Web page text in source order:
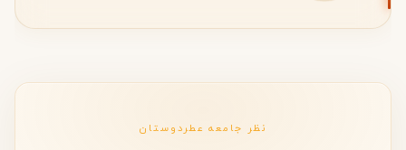
نظر جامعه عطردوستان